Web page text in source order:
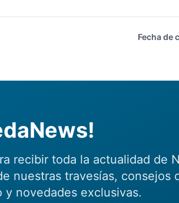
Fecha de
recibir toda la actualidad de
nuestras travesías, consejos
y novedades exclusivas.